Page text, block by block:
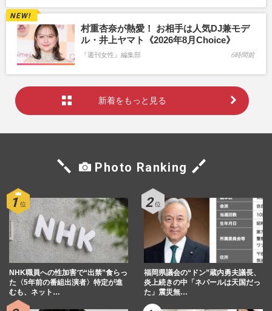
村重杏奈が熱愛！ お相手は人気DJ兼モデ
ル・井上ヤマト《2026年8月Choice》
『週刊女性』編集部 6時間前
新着をもっと見る
Photo Ranking
NHK職員への性加害で“出禁”食らっ
た〈5年前の番組出演者〉特定が進
むも、ネット…
福岡県議会の“ドン”蔵内勇夫議長、
炎上続きの中「ネパールは天国だっ
た」震災無…